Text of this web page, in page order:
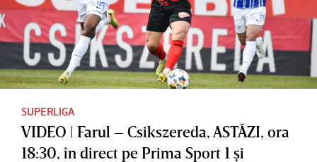
SUPERLIGA
VIDEO | Farul – Csikszereda, ASTĂZI, ora
18:30, în direct pe Prima Sport 1 şi